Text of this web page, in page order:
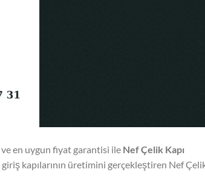
en uygun fiyat garantisi ile Nef Çelik Kapı
kapılarının üretimini gerçekleştiren Nef